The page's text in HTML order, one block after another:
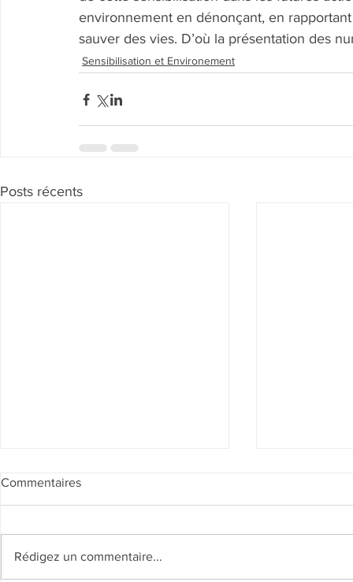
environnement en dénonçant, en
sauver des vies. D’où la présentation des
Sensibilisation et Environement
Posts récents
Commentaires
Rédigez un commentaire...